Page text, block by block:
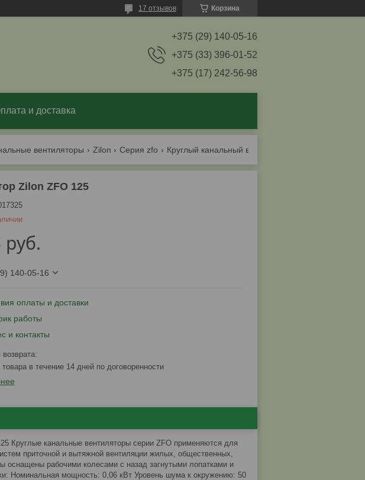
Корзина
17 отзывов
+375 (29) 140-05-16
+375 (33) 396-01-52
+375 (17) 242-56-98
и доставка
вентиляторы Zilon Серия zfo
Zilon ZFO 125
руб.
140-05-16
оплаты и доставки
работы
и контакты
товара в течение 14 дней по договоренности
Круглые канальные вентиляторы серии ZFO применяются для
приточной и вытяжной вентиляции жилых, общественных,
оснащены рабочими колесами с назад загнутыми лопатками и
Номинальная мощность: 0,06 кВт Уровень шума к окружению: 50